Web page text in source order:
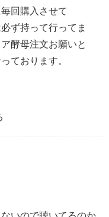
回購入させて
ず持って行ってま
酵母注文お願いと
ております。